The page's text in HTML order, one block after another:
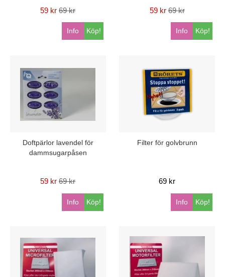
59 kr 69 kr
Köp!
Info
59 kr 69 kr
Köp!
Info
Doftpärlor lavendel för
dammsugarpåsen
59 kr 69 kr
Köp!
Info
Filter för golvbrunn
69 kr
Köp!
Info